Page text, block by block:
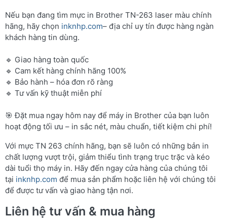
Nếu bạn đang tìm mực in Brother TN-263 laser màu chính
hãng, hãy chọn inknhp.com– địa chỉ uy tín được hàng ngàn
khách hàng tin dùng.
🔹 Giao hàng toàn quốc
🔹 Cam kết hàng chính hãng 100%
🔹 Bảo hành – hóa đơn rõ ràng
🔹 Tư vấn kỹ thuật miễn phí
🎯 Đặt mua ngay hôm nay để máy in Brother của bạn luôn
hoạt động tối ưu – in sắc nét, màu chuẩn, tiết kiệm chi phí!
Với mực TN 263 chính hãng, bạn sẽ luôn có những bản in
chất lượng vượt trội, giảm thiểu tình trạng trục trặc và kéo
dài tuổi thọ máy in. Hãy đến ngay cửa hàng của chúng tôi
tại inknhp.com để mua sản phẩm hoặc liên hệ với chúng tôi
để được tư vấn và giao hàng tận nơi.
Liên hệ tư vấn & mua hàng